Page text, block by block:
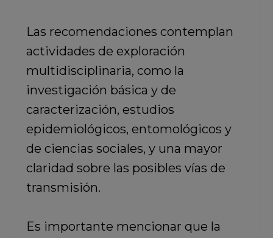
Las recomendaciones contemplan
actividades de exploración
multidisciplinaria, como la
investigación básica y de
caracterización, estudios
epidemiológicos, entomológicos y
de ciencias sociales, y una mayor
claridad sobre las posibles vías de
transmisión.
Es importante mencionar que la